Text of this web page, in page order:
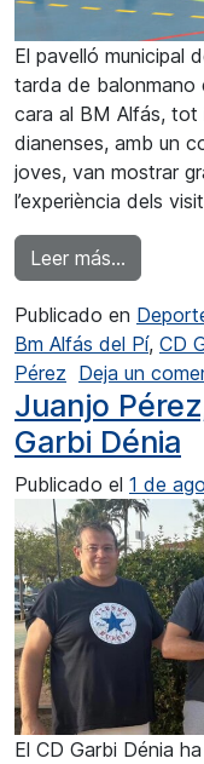
El pavelló municipal
tarda de balonmano
cara al BM Alfás, tot
dianenses, amb un
joves, van mostrar
l’experiència dels
Leer más…
Publicado en
Bm Alfás del Pí, CD
Pérez Deja un
Juanjo
Garbi Dénia
Publicado el 1 de
El CD Garbi Dénia